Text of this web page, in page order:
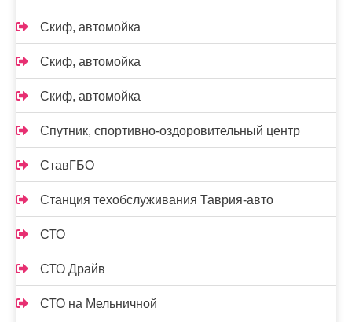
Скиф, автомойка
Скиф, автомойка
Скиф, автомойка
Спутник, спортивно-оздоровительный центр
СтавГБО
Станция техобслуживания Таврия-авто
СТО
СТО Драйв
СТО на Мельничной